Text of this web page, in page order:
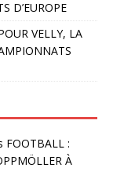
D’EUROPE
VELLY, LA
FOOTBALL :
À